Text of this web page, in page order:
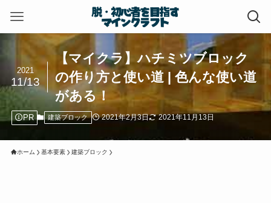
【マイクラ】ハチミツブロック
の作り方と使い道 | 色んな使い道
がある！
2021
11/13
PR 建築ブロック 2021年2月3日 2021年11月13日
ホーム 基本要素 建築ブロック